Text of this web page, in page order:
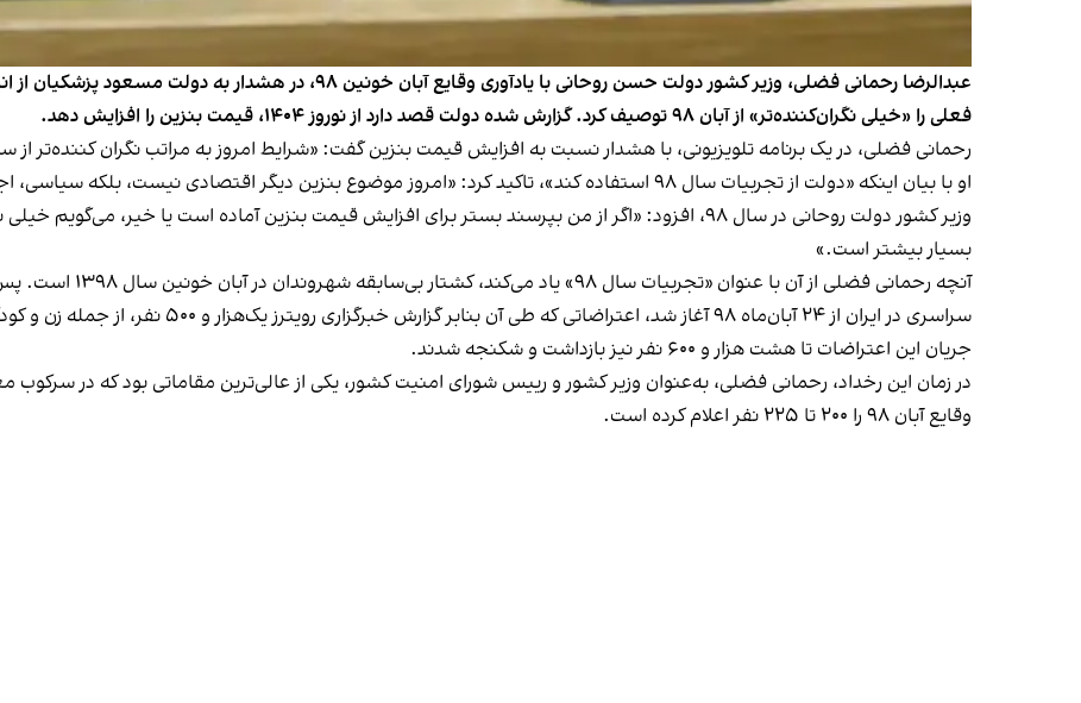
عبدالرضا رحمانی فضلی، وزیر کشور دولت حسن روحانی با یادآوری وقایع آبان
فعلی را «خیلی نگران‌کننده‌تر» از آبان ۹۸ توصیف کرد. گزارش شده دولت قصد دارد از نوروز ۱۴۰۴، قیمت بنزین را افزایش دهد.
رحمانی فضلی، در یک برنامه تلویزیونی، با هشدار نسبت به افزایش قیمت بنزین گفت: «شرایط امروز به مراتب نگران کننده‌تر از سال ۹۸
او با بیان اینکه «دولت از تجربیات سال ۹۸ استفاده کند»، تاکید کرد: «امروز موضوع بنزین دیگر اقتصادی نیست، بلکه سیاسی، اجتماعی و امنیتی است.»
بسیار بیشتر است.»
سراسری در ایران از ۲۴ آبان‌ماه ۹۸ آغاز شد،
جریان این اعتراضات تا هشت هزار و ۶۰۰ نفر نیز بازداشت و شکنجه شدند.
در زمان این رخداد، رحمانی فضلی، به‌عنوان وزیر کشور و رییس شورای امنیت کشور، یکی از عالی‌ترین مقاماتی بود که در
وقایع آبان ۹۸ را ۲۰۰ تا ۲۲۵ نفر اعلام کرده است.